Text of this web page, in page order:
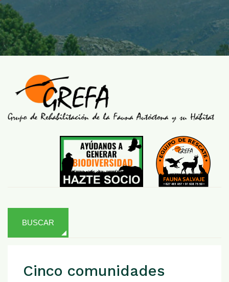
BUSCAR
Cinco comunidades